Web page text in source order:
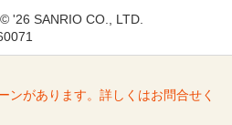
'26 SANRIO CO., LTD.
ンがあります。詳しくはお問合せく